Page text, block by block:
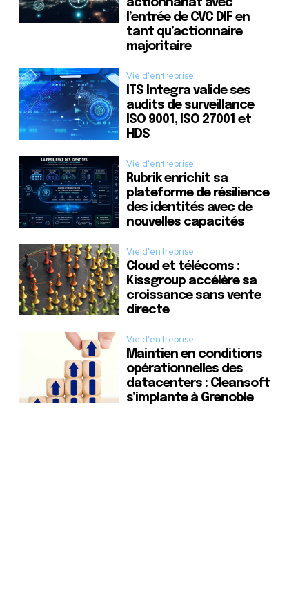
actionnariat avec
l’entrée de CVC DIF en
tant qu’actionnaire
majoritaire
Vie d'entreprise
ITS Integra valide ses
audits de surveillance
ISO 9001, ISO 27001 et
HDS
Vie d'entreprise
Rubrik enrichit sa
plateforme de résilience
des identités avec de
nouvelles capacités
Vie d'entreprise
Cloud et télécoms :
Kissgroup accélère sa
croissance sans vente
directe
Vie d'entreprise
Maintien en conditions
opérationnelles des
datacenters : Cleansoft
s’implante à Grenoble